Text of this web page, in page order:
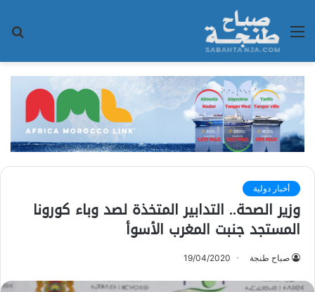
القائمة
أخبار دولية
وزير الصحة.. التدابير المتخذة لصد وباء كورونا
المستجد جنبت المغرب الأسوأ
صباح طنجة 19/04/2020